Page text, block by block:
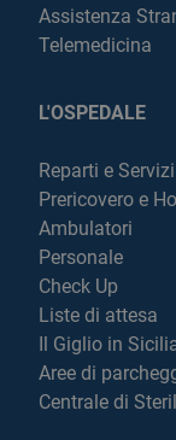
Assistenza
Telemedicina
L'OSPEDALE
Reparti e Servizi
Prericovero e
Ambulatori
Personale
Check Up
Liste di attesa
Il Giglio in
Aree di
Centrale di